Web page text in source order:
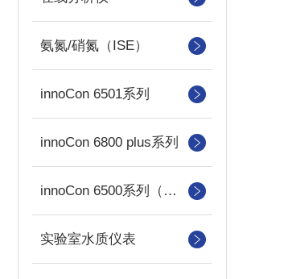
氨氮/硝氮（ISE）
innoCon 6501系列
innoCon 6800 plus系列
innoCon 6500系列（已停产）
实验室水质仪表